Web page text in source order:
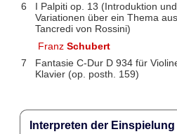
6
I Palpiti op. 13 (Introduktion und
Variationen über ein Thema aus
Tancredi von Rossini)
FranzSchubert
7
Fantasie C-Dur D 934 für
Klavier (op. posth. 159)
Interpreten der Einspielung